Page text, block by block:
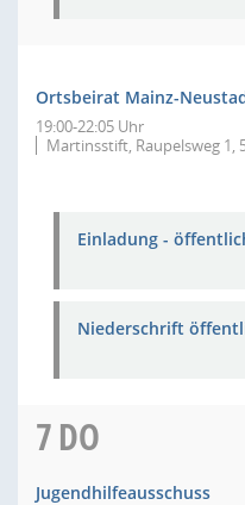
Ortsbeirat Mainz-
19:00-22:05 Uhr
Martinsstift, Raupelsweg 1,
Einladung -
Niederschrift
7DO
Jugendhilfeausschuss